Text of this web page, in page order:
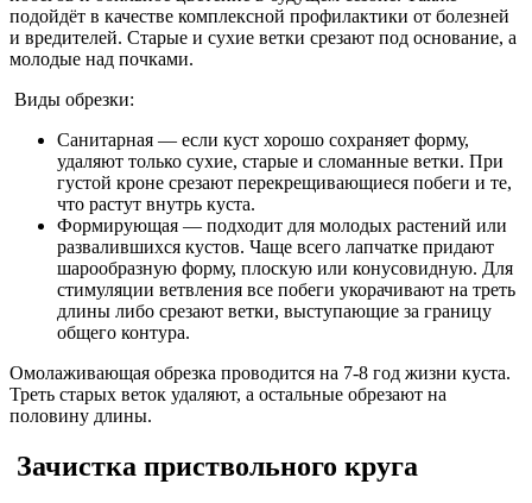
подойдёт в качестве комплексной профилактики от болезней
и вредителей. Старые и сухие ветки срезают под основание, а
молодые над почками.
Виды обрезки:
Санитарная — если куст хорошо сохраняет форму,
удаляют только сухие, старые и сломанные ветки. При
густой кроне срезают перекрещивающиеся побеги и те,
что растут внутрь куста.
Формирующая — подходит для молодых растений или
развалившихся кустов. Чаще всего лапчатке придают
шарообразную форму, плоскую или конусовидную. Для
стимуляции ветвления все побеги укорачивают на треть
длины либо срезают ветки, выступающие за границу
общего контура.
Омолаживающая обрезка проводится на 7-8 год жизни куста.
Треть старых веток удаляют, а остальные обрезают на
половину длины.
Зачистка приствольного круга